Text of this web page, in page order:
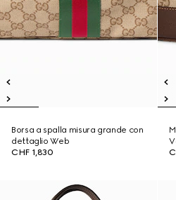
Borsa a spalla misura grande con
dettaglio Web
CHF 1,830